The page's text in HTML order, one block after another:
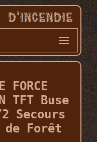
FORCE
TFT Buse
Secours
de Forêt